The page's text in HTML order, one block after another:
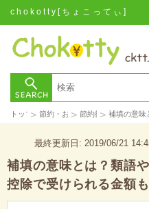
chokotty[ちょこってぃ]
トップ> 節約・お金
> 節約術> 補填の意味
最終更新日: 2019/06/21
補填の意味とは？類語
控除で受けられる金額も